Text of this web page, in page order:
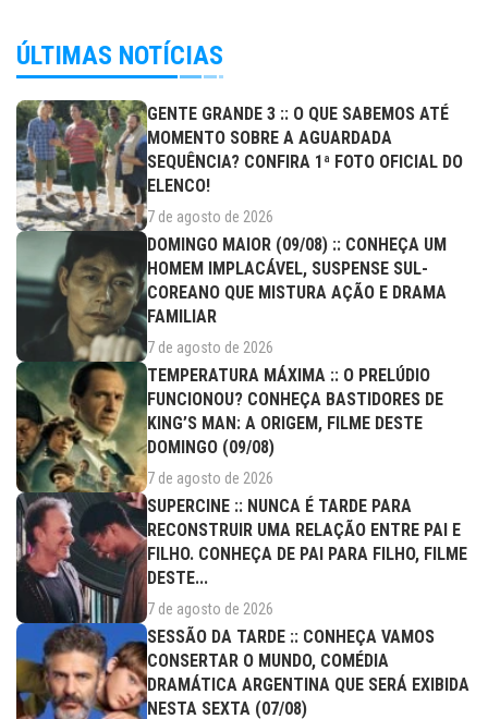
ÚLTIMAS NOTÍCIAS
GENTE GRANDE 3 :: O QUE SABEMOS ATÉ
MOMENTO SOBRE A AGUARDADA
SEQUÊNCIA? CONFIRA 1ª FOTO OFICIAL DO
ELENCO!
7 de agosto de 2026
DOMINGO MAIOR (09/08) :: CONHEÇA UM
HOMEM IMPLACÁVEL, SUSPENSE SUL-
COREANO QUE MISTURA AÇÃO E DRAMA
FAMILIAR
7 de agosto de 2026
TEMPERATURA MÁXIMA :: O PRELÚDIO
FUNCIONOU? CONHEÇA BASTIDORES DE
KING’S MAN: A ORIGEM, FILME DESTE
DOMINGO (09/08)
7 de agosto de 2026
SUPERCINE :: NUNCA É TARDE PARA
RECONSTRUIR UMA RELAÇÃO ENTRE PAI E
FILHO. CONHEÇA DE PAI PARA FILHO, FILME
DESTE...
7 de agosto de 2026
SESSÃO DA TARDE :: CONHEÇA VAMOS
CONSERTAR O MUNDO, COMÉDIA
DRAMÁTICA ARGENTINA QUE SERÁ EXIBIDA
NESTA SEXTA (07/08)